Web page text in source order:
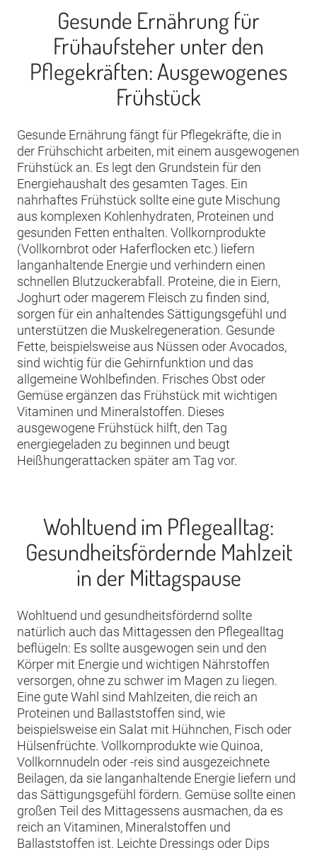
Gesunde Ernährung für
Frühaufsteher unter den
Pflegekräften: Ausgewogenes
Frühstück
Gesunde Ernährung fängt für Pflegekräfte, die in
der Frühschicht arbeiten, mit einem ausgewogenen
Frühstück an. Es legt den Grundstein für den
Energiehaushalt des gesamten Tages. Ein
nahrhaftes Frühstück sollte eine gute Mischung
aus komplexen Kohlenhydraten, Proteinen und
gesunden Fetten enthalten. Vollkornprodukte
(Vollkornbrot oder Haferflocken etc.) liefern
langanhaltende Energie und verhindern einen
schnellen Blutzuckerabfall. Proteine, die in Eiern,
Joghurt oder magerem Fleisch zu finden sind,
sorgen für ein anhaltendes Sättigungsgefühl und
unterstützen die Muskelregeneration. Gesunde
Fette, beispielsweise aus Nüssen oder Avocados,
sind wichtig für die Gehirnfunktion und das
allgemeine Wohlbefinden. Frisches Obst oder
Gemüse ergänzen das Frühstück mit wichtigen
Vitaminen und Mineralstoffen. Dieses
ausgewogene Frühstück hilft, den Tag
energiegeladen zu beginnen und beugt
Heißhungerattacken später am Tag vor.
Wohltuend im Pflegealltag:
Gesundheitsfördernde Mahlzeit
in der Mittagspause
Wohltuend und gesundheitsfördernd sollte
natürlich auch das Mittagessen den Pflegealltag
beflügeln: Es sollte ausgewogen sein und den
Körper mit Energie und wichtigen Nährstoffen
versorgen, ohne zu schwer im Magen zu liegen.
Eine gute Wahl sind Mahlzeiten, die reich an
Proteinen und Ballaststoffen sind, wie
beispielsweise ein Salat mit Hühnchen, Fisch oder
Hülsenfrüchte. Vollkornprodukte wie Quinoa,
Vollkornnudeln oder -reis sind ausgezeichnete
Beilagen, da sie langanhaltende Energie liefern und
das Sättigungsgefühl fördern. Gemüse sollte einen
großen Teil des Mittagessens ausmachen, da es
reich an Vitaminen, Mineralstoffen und
Ballaststoffen ist. Leichte Dressings oder Dips